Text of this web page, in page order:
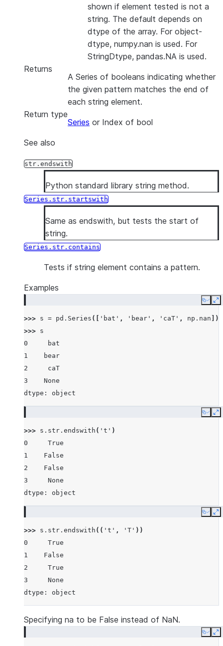
shown if element tested is not a
string. The default depends on
dtype of the array. For object-
dtype, numpy.nan is used. For
StringDtype, pandas.NA is used.
Returns
A Series of booleans indicating whether
the given pattern matches the end of
each string element.
Return type
Series or Index of bool
See also
str.endswith
Python standard library string method.
Series.str.startswith
Same as endswith, but tests the start of
string.
Series.str.contains
Tests if string element contains a pattern.
Examples
Copy
>>> s = pd . Series ([ 'bat' , 'bear' , 'caT' , np . nan ])
>>> s
0     bat
1    bear
2     caT
3    None
dtype: object
Copy
>>> s . str . endswith ( 't' )
0     True
1    False
2    False
3     None
dtype: object
Copy
>>> s . str . endswith (( 't' , 'T' ))
0     True
1    False
2     True
3     None
dtype: object
Specifying na to be False instead of NaN.
Copy